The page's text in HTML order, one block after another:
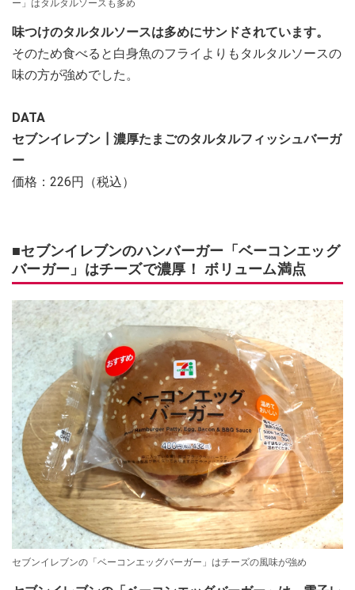
ー」はタルタルソースも多め
味つけのタルタルソースは多めにサンドされています。
そのため食べると白身魚のフライよりもタルタルソースの
味の方が強めでした。
DATA
セブンイレブン┃濃厚たまごのタルタルフィッシュバーガ
ー
価格：226円（税込）
■セブンイレブンのハンバーガー「ベーコンエッグ
バーガー」はチーズで濃厚！ ボリューム満点
セブンイレブンの「ベーコンエッグバーガー」はチーズの風味が強め